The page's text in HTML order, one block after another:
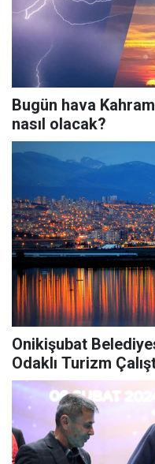
Bugün hava
nasıl olacak?
Onikişubat
Odaklı Turizm